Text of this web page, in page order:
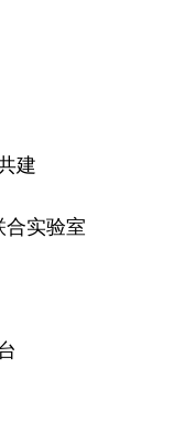
建
合实验室